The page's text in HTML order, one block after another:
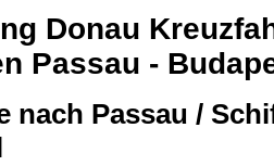
Donau
Passau -
nach Passau /